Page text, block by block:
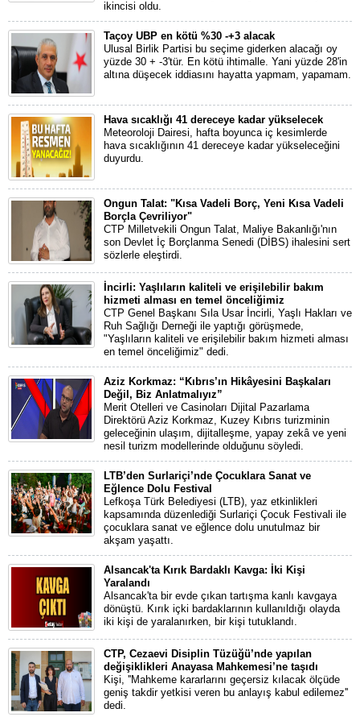
ikincisi oldu.
Taçoy UBP en kötü %30 -+3 alacak
Ulusal Birlik Partisi bu seçime giderken alacağı oy
yüzde 30 + -3'tür. En kötü ihtimalle. Yani yüzde 28'in
altına düşecek iddiasını hayatta yapmam, yapamam.
Hava sıcaklığı 41 dereceye kadar yükselecek
Meteoroloji Dairesi, hafta boyunca iç kesimlerde
hava sıcaklığının 41 dereceye kadar yükseleceğini
duyurdu.
Ongun Talat: "Kısa Vadeli Borç, Yeni Kısa Vadeli
Borçla Çevriliyor"
CTP Milletvekili Ongun Talat, Maliye Bakanlığı'nın
son Devlet İç Borçlanma Senedi (DİBS) ihalesini sert
sözlerle eleştirdi.
İncirli: Yaşlıların kaliteli ve erişilebilir bakım
hizmeti alması en temel önceliğimiz
CTP Genel Başkanı Sıla Usar İncirli, Yaşlı Hakları ve
Ruh Sağlığı Derneği ile yaptığı görüşmede,
"Yaşlıların kaliteli ve erişilebilir bakım hizmeti alması
en temel önceliğimiz" dedi.
Aziz Korkmaz: “Kıbrıs’ın Hikâyesini Başkaları
Değil, Biz Anlatmalıyız”
Merit Otelleri ve Casinoları Dijital Pazarlama
Direktörü Aziz Korkmaz, Kuzey Kıbrıs turizminin
geleceğinin ulaşım, dijitalleşme, yapay zekâ ve yeni
nesil turizm modellerinde olduğunu söyledi.
LTB’den Surlariçi’nde Çocuklara Sanat ve
Eğlence Dolu Festival
Lefkoşa Türk Belediyesi (LTB), yaz etkinlikleri
kapsamında düzenlediği Surlariçi Çocuk Festivali ile
çocuklara sanat ve eğlence dolu unutulmaz bir
akşam yaşattı.
Alsancak'ta Kırık Bardaklı Kavga: İki Kişi
Yaralandı
Alsancak'ta bir evde çıkan tartışma kanlı kavgaya
dönüştü. Kırık içki bardaklarının kullanıldığı olayda
iki kişi de yaralanırken, bir kişi tutuklandı.
CTP, Cezaevi Disiplin Tüzüğü’nde yapılan
değişiklikleri Anayasa Mahkemesi’ne taşıdı
Kişi, ''Mahkeme kararlarını geçersiz kılacak ölçüde
geniş takdir yetkisi veren bu anlayış kabul edilemez''
dedi.